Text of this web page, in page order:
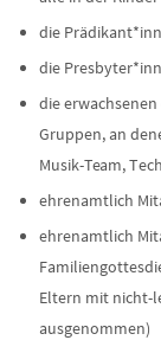
die
die
die
Gruppen, an
Musik-Team,
ehrenamtlich
ehrenamtlich
Eltern mit nicht-
ausgenommen)